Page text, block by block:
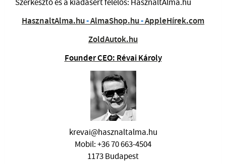
Szerkesztő és a kiadásért felelős: HasznaltAlma.hu
HasznaltAlma.hu-AlmaShop.hu-AppleHírek.com
ZoldAutok.hu
Founder CEO: Révai Károly
krevai@hasznaltalma.hu
Mobil: +36 70 663-4504
1173 Budapest